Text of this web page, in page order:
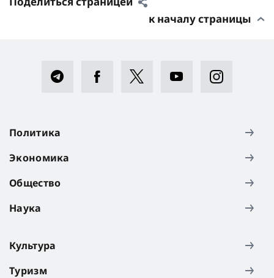
к началу страницы
Политика
Экономика
Общество
Наука
Культура
Туризм